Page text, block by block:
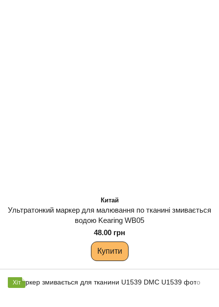
Китай
Ультратонкий маркер для малювання по тканині змивається
водою Kearing WB05
48.00 грн
Купити
Хіт